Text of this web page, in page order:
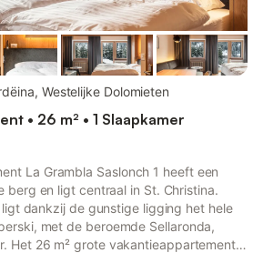
meer...
Westelijke Dolomieten
• 26 m² • 1 Slaapkamer
La Grambla Saslonch 1 heeft een
berg en ligt centraal in St. Christina.
dankzij de gunstige ligging het hele
met de beroemde Sellaronda,
Het 26 m² grote vakantieappartement